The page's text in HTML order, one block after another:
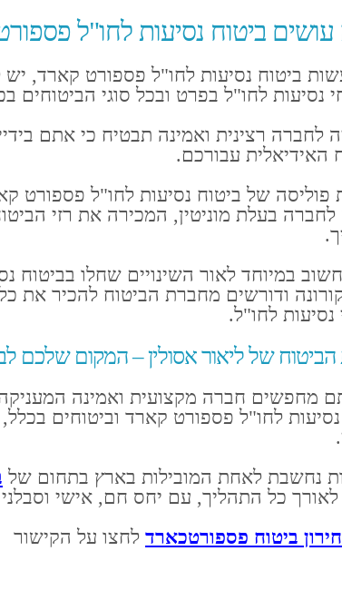
ביטוח נסיעות לחו"ל
ביטוח נסיעות לחו"ל פספורט קארד,
נסיעות לחו"ל בפרט ובכל סוגי הביטוחים
לחברה רצינית ואמינה תבטיח כי אתם
האידיאלית עבורכם.
פוליסה של ביטוח נסיעות לחו"ל פספורט
לחברה בעלת מוניטין, המכירה את רזי
במיוחד לאור השינויים שחלו בביטוח
ודורשים מחברת הביטוח להכיר את
נסיעות לחו"ל.
הביטוח של ליאור אסולין – המקום שלכם
מחפשים חברה מקצועית ואמינה
לחו"ל פספורט קארד וביטוחים
נחשבת לאחת המובילות בארץ בתחום של
כל התהליך, עם יחס חם, אישי
ביטוח פספורטכארד לחצו על הקישור